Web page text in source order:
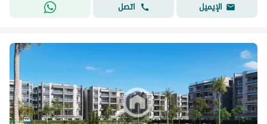
الإيميل
اتصل